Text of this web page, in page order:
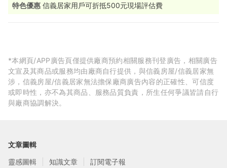
特色優惠 信義居家用戶可折抵500元現場評估費
*本網頁/APP廣告頁僅提供廠商預約相關服務刊登廣告，相關廣告
文宣及其商品或服務均由廠商自行提供，與信義房屋/信義居家無
涉，信義房屋/信義居家無法擔保廠商廣告內容的正確性、可信度
或即時性，亦不為其商品、服務品質負責，所生任何爭議皆請自行
與廠商協調解決。
文章圖輯
靈感圖輯
知識文章 訂閱電子報